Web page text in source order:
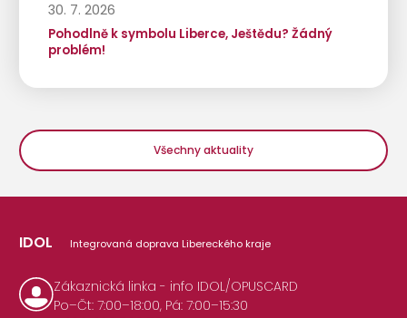
30. 7. 2026
Pohodlně k symbolu Liberce, Ještědu? Žádný
problém!
Všechny aktuality
IDOL Integrovaná doprava Libereckého kraje
Zákaznická linka - info IDOL/OPUSCARD
Po–Čt: 7:00–18:00, Pá: 7:00–15:30